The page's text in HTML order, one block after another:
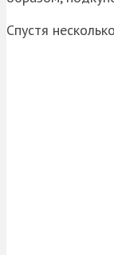
Спустя